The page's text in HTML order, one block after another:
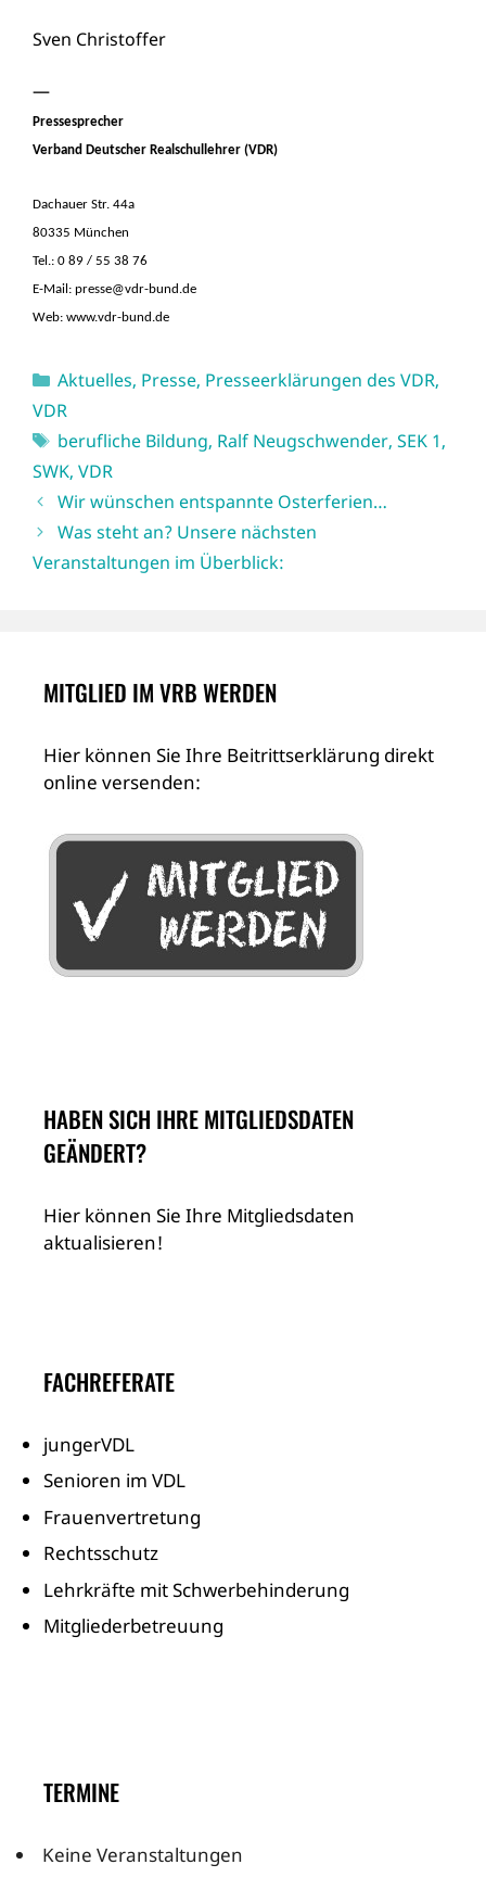
Sven Christoffer
—
Pressesprecher
Verband Deutscher Realschullehrer (VDR)
Dachauer Str. 44a
80335 München
Tel.: 0 89 / 55 38 76
E-Mail: presse@vdr-bund.de
Web: www.vdr-bund.de
Kategorien
Aktuelles, Presse, Presseerklärungen des VDR,
VDR
Schlagwörter
berufliche Bildung, Ralf Neugschwender, SEK 1,
SWK, VDR
Wir wünschen entspannte Osterferien…
Was steht an? Unsere nächsten
Veranstaltungen im Überblick:
MITGLIED IM VRB WERDEN
Hier können Sie Ihre Beitrittserklärung direkt
online versenden:
HABEN SICH IHRE MITGLIEDSDATEN
GEÄNDERT?
Hier können Sie Ihre Mitgliedsdaten
aktualisieren!
FACHREFERATE
jungerVDL
Senioren im VDL
Frauenvertretung
Rechtsschutz
Lehrkräfte mit Schwerbehinderung
Mitgliederbetreuung
TERMINE
Keine Veranstaltungen